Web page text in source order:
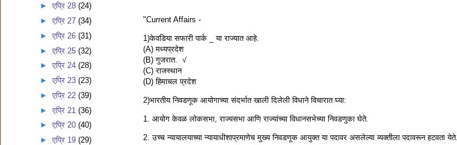
"Current Affairs -
1)केवडिया सफारी पार्क _ या राज्यात आहे.
(A) मध्यप्रदेश
(B) गुजरात. √
(C) राजस्थान
(D) हिमाचल प्रदेश
2)भारतीय निवडणूक आयोगाच्या संदर्भात खाली दिलेली विधाने विचारात घ्या:
1. आयोग केवळ लोकसभा, राज्यसभा आणि राज्यांच्या विधानसभेच्या निवडणुका घेते.
2. उच्च न्यायालयाच्या न्यायाधीशाप्रमाणेच मुख्य निवडणूक आयुक्त या पदावर असलेल्या व्यक्तीला पदावरून हटवता येते.
►एप्रि 28(24)
►एप्रि 27(34)
►एप्रि 26(31)
►एप्रि 25(32)
►एप्रि 24(28)
►एप्रि 23(23)
►एप्रि 22(39)
►एप्रि 21(36)
►एप्रि 20(40)
►एप्रि 19(29)